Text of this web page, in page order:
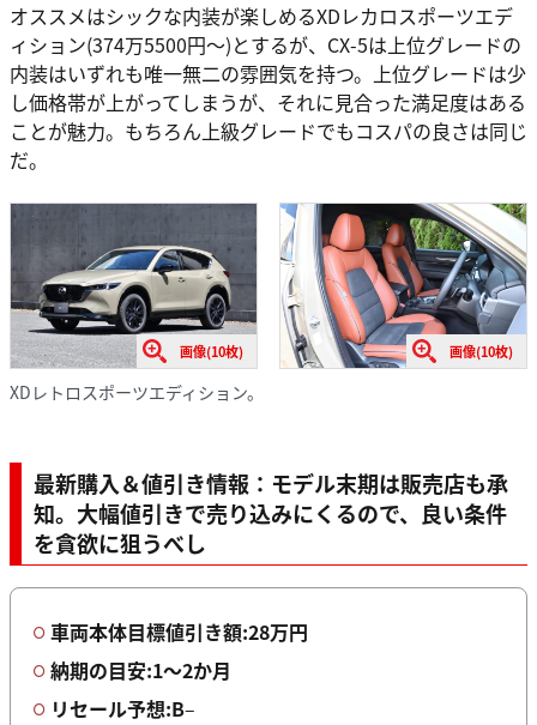
オススメはシックな内装が楽しめるXDレカロスポーツエデ
ィション(374万5500円〜)とするが、CX-5は上位グレードの
内装はいずれも唯一無二の雰囲気を持つ。上位グレードは少
し価格帯が上がってしまうが、それに見合った満足度はある
ことが魅力。もちろん上級グレードでもコスパの良さは同じ
だ。
画像(10枚) 画像(10枚)
XDレトロスポーツエディション。
最新購入＆値引き情報：モデル末期は販売店も承
知。大幅値引きで売り込みにくるので、良い条件
を貪欲に狙うべし
車両本体目標値引き額:28万円
納期の目安:1〜2か月
リセール予想:B–